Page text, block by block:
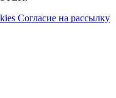
Согласие на рассылку